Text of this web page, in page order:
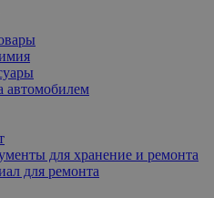
автомобилем
для хранение и ремонта
для ремонта